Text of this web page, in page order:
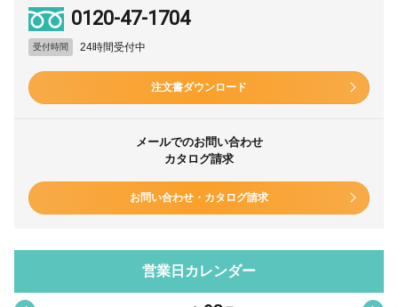
0120-47-1704
受付時間 24時間受付中
注文書ダウンロード
メールでのお問い合わせ
カタログ請求
お問い合わせ・カタログ請求
営業日カレンダー